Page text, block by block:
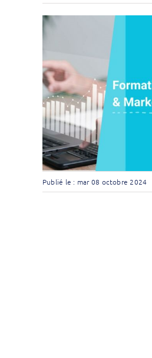
Publié le : mar 08 octobre 2024